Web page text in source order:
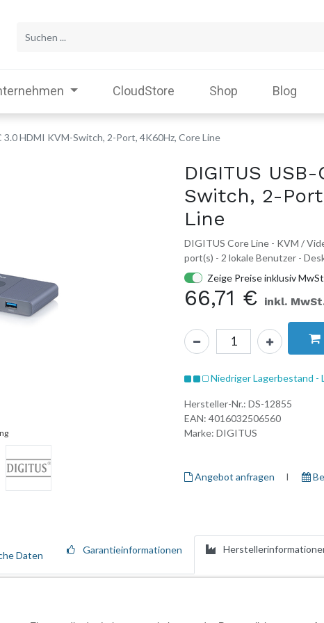
CloudStore Shop Blog
3.0 HDMI KVM-Switch, 2-Port, 4K60Hz, Core Line
DIGITUS
Switch, 2-
Line
DIGITUS Core Line - KVM /
port(s) - 2 lokale Benutzer -
Zeige Preise inklusiv
66,71 € inkl.
Niedriger Lagerbestand -
Hersteller-Nr.: DS-12855
EAN: 4016032506560
Marke: DIGITUS
Angebot anfragen I ​
Daten Garantieinformationen
bis zu 4K@60Hz (YUV 4:4:4), HDCP und HDR liefert der